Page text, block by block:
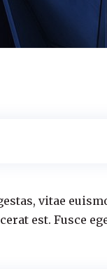
vitae
est. Fusce